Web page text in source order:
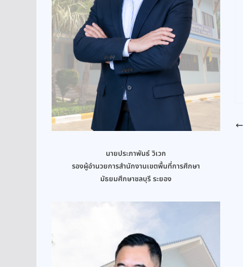
นายประภาพันธ์ วิเวก
รองผู้อำนวยการสำนักงานเขตพื้นที่การศึกษา
มัธยมศึกษาชลบุรี ระยอง